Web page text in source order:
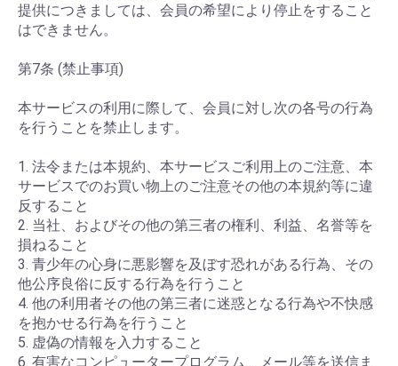
提供につきましては、会員の希望により停止をすること
はできません。
第7条 (禁止事項)
本サービスの利用に際して、会員に対し次の各号の行為
を行うことを禁止します。
1. 法令または本規約、本サービスご利用上のご注意、本
サービスでのお買い物上のご注意その他の本規約等に違
反すること
2. 当社、およびその他の第三者の権利、利益、名誉等を
損ねること
3. 青少年の心身に悪影響を及ぼす恐れがある行為、その
他公序良俗に反する行為を行うこと
4. 他の利用者その他の第三者に迷惑となる行為や不快感
を抱かせる行為を行うこと
5. 虚偽の情報を入力すること
6. 有害なコンピュータープログラム、メール等を送信ま